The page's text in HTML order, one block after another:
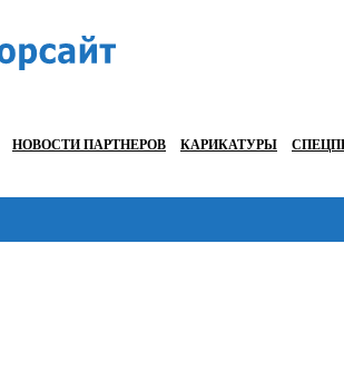
НОВОСТИ ПАРТНЕРОВ КАРИКАТУРЫ